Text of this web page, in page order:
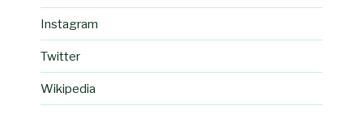
Instagram
Twitter
Wikipedia